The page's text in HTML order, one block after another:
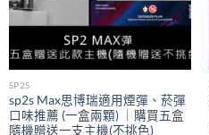
SP2S
sp2s Max思博瑞適用煙彈、菸彈
口味推薦 (一盒兩顆) ｜購買五盒
隨機贈送一支主機(不挑色)